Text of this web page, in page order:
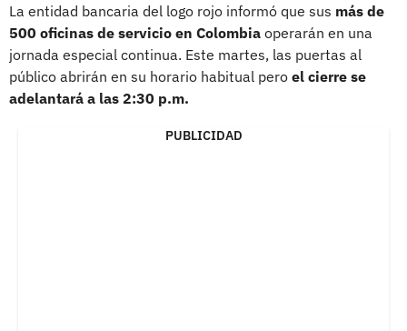
La entidad bancaria del logo rojo informó que sus más de
500 oficinas de servicio en Colombia operarán en una
jornada especial continua. Este martes, las puertas al
público abrirán en su horario habitual pero el cierre se
adelantará a las 2:30 p.m.
PUBLICIDAD